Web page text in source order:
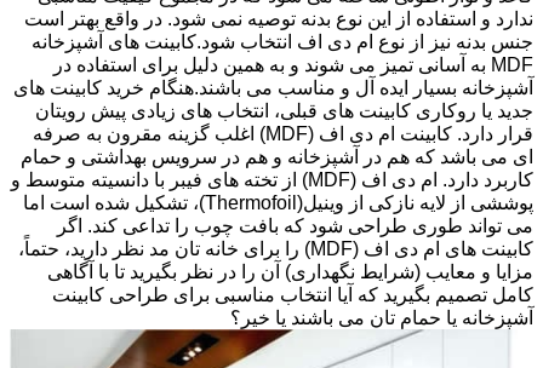
ندارد و استفاده از این نوع بدنه توصیه نمی شود. در واقع بهتر است
جنس بدنه نیز از نوع ام دی اف انتخاب شود.کابینت های آشپزخانه
MDF به آسانی تمیز می شوند و به همین دلیل برای استفاده در
آشپزخانه بسیار ایده آل و مناسب می باشند.هنگام خرید کابینت های
جدید یا روکاری کابینت های قبلی، انتخاب های زیادی پیش رویتان
قرار دارد. کابینت ام دی اف (MDF) اغلب گزینه مقرون به صرفه
ای می باشد که هم در آشپزخانه و هم در سرویس بهداشتی و حمام
کاربرد دارد. ام دی اف (MDF) از تخته های فیبر با دانسیته متوسط و
پوششی از لایه نازکی از وینیل(Thermofoil)، تشکیل شده است اما
می تواند طوری طراحی شود که بافت چوب را تداعی کند. اگر
کابینت های ام دی اف (MDF) را برای خانه تان مد نظر دارید، حتماً،
مزایا و معایب (شرایط نگهداری) آن را در نظر بگیرید تا با آگاهی
کامل تصمیم بگیرید که آیا انتخاب مناسبی برای طراحی کابینت
آشپزخانه یا حمام تان می باشند یا خیر؟